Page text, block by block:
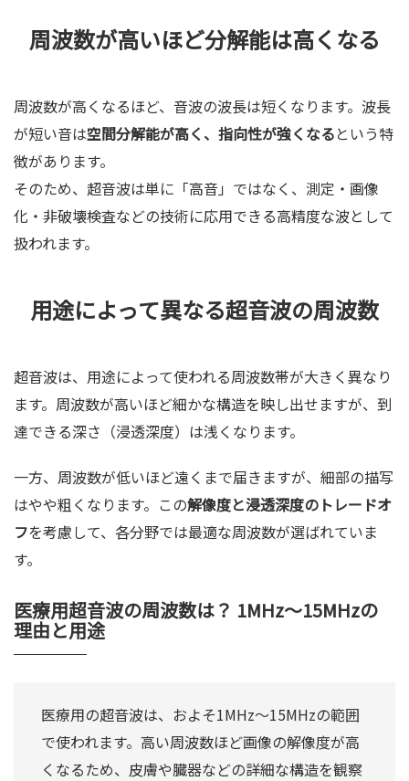
周波数が高いほど分解能は高くなる
周波数が高くなるほど、音波の波長は短くなります。波長
が短い音は空間分解能が高く、指向性が強くなるという特
徴があります。
そのため、超音波は単に「高音」ではなく、測定・画像
化・非破壊検査などの技術に応用できる高精度な波として
扱われます。
用途によって異なる超音波の周波数
超音波は、用途によって使われる周波数帯が大きく異なり
ます。周波数が高いほど細かな構造を映し出せますが、到
達できる深さ（浸透深度）は浅くなります。
一方、周波数が低いほど遠くまで届きますが、細部の描写
はやや粗くなります。この解像度と浸透深度のトレードオ
フを考慮して、各分野では最適な周波数が選ばれていま
す。
医療用超音波の周波数は？ 1MHz～15MHzの
理由と用途
医療用の超音波は、およそ1MHz～15MHzの範囲
で使われます。高い周波数ほど画像の解像度が高
くなるため、皮膚や臓器などの詳細な構造を観察